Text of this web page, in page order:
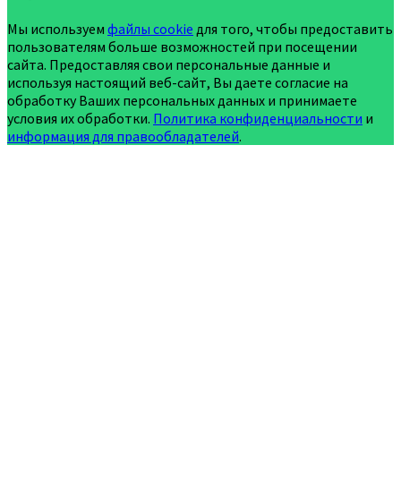
Мы используем файлы cookie для того, чтобы предоставить
пользователям больше возможностей при посещении
сайта. Предоставляя свои персональные данные и
используя настоящий веб-сайт, Вы даете согласие на
обработку Ваших персональных данных и принимаете
условия их обработки. Политика конфиденциальности и
информация для правообладателей.